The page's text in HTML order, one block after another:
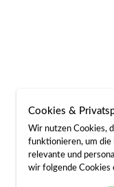
Cookies &
Wir nutzen Cookies,
funktionieren, um die
relevante und
wir folgende Cookies